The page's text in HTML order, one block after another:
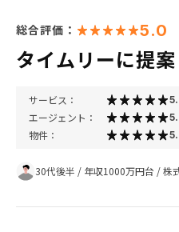
総合評価： 5.0
タイムリーに提
サービス：
エージェント：
物件：
30代後半 / 年収1000万円台 /株